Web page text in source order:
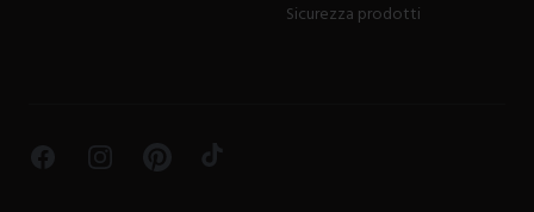
Sicurezza prodotti
FacebookInstagramPinterestTikTok